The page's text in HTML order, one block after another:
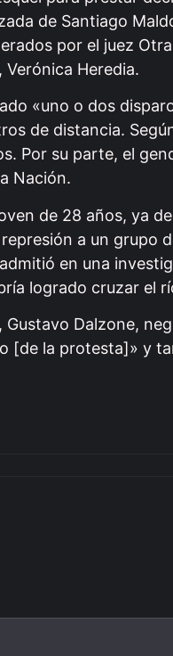
de Santiago
por el juez
Heredia.
«uno o dos
de distancia.
Por su parte, el
Nación.
de 28 años, ya
a un grupo
en una
logrado cruzar el
Dalzone,
[de la protesta]» y